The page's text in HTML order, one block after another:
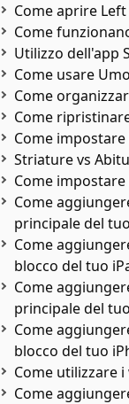
Come aprire
Come
Utilizzo dell'app
Come usare
Come
Come
Come
Striature vs
Come
Come
principale del
Come
blocco del tuo
Come
principale del
Come
blocco del tuo
Come utilizzare
Come